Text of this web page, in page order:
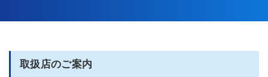
取扱店のご案内